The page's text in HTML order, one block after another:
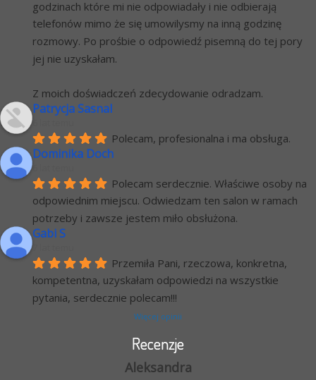
godzinach które mi nie odpowiadały i nie odbierają
telefonów mimo że się umowilysmy na inną godzinę
rozmowy. Po prośbie o odpowiedź pisemną do tej pory
jej nie uzyskałam.
Z moich doświadczeń zdecydowanie odradzam.
Patrycja Sasnal
Polecam, profesionalna i ma obsługa.
Dominika Doch
Polecam serdecznie. Właściwe osoby na
odpowiednim miejscu. Odwiedzam ten salon w ramach
potrzeby i zawsze jestem miło obsłużona.
Gabi S
Przemiła Pani, rzeczowa, konkretna,
kompetentna, uzyskałam odpowiedzi na wszystkie
pytania, serdecznie polecam!!!
Więcej opinii
Recenzje
Aleksandra